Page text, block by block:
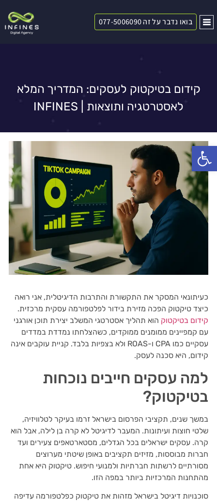
פתח סרגל נגישות
בואו נדבר על זה 077-5006090
קידום בטיקטוק לעסקים: המדריך המלא
לאסטרטגיה ותוצאות | INFINES
כעיתונאי המסקר את התקשורת והתרבות הדיגיטלית, אני רואה
כיצד טיקטוק הפכה מזירת בידור לפלטפורמה עסקית מרכזית.
קידום בטיקטוק הוא תהליך אסטרטגי המשלב יצירת תוכן אורגני
עם קמפיינים ממומנים ממוקדים, כשהצלחתו נמדדת במדדים
עסקיים כמו CPA ו-ROAS ולא בצפיות בלבד. קניית עוקבים אינה
קידום, היא סכנה לעסק.
למה עסקים חייבים נוכחות
בטיקטוק?
במשך שנים, תקציבי הפרסום בישראל זרמו בעיקר לטלוויזיה,
שלטי חוצות ועיתונות. המעבר לדיגיטל לא קרה בן לילה, אבל הוא
קרה. עסקים ישראלים בכל הגדלים, מסטארטאפים צעירים ועד
חברות מבוססות, מזיזים תקציבים באופן שיטתי מערוצים
מסורתיים לרשתות חברתיות ולמנועי חיפוש. טיקטוק היא אחת
מהתחנות המרכזיות ביותר במפה הזו.
סוכנויות דיגיטל בישראל מזהות את טיקטוק כפלטפורמה עדיפה